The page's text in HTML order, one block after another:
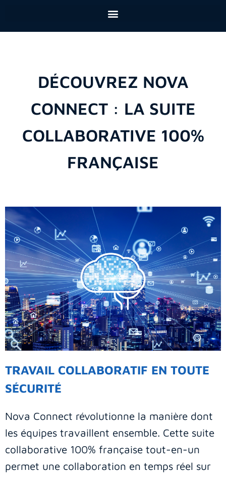
DÉCOUVREZ NOVA
CONNECT : LA SUITE
COLLABORATIVE 100%
FRANÇAISE
TRAVAIL COLLABORATIF EN TOUTE
SÉCURITÉ
Nova Connect révolutionne la manière dont
les équipes travaillent ensemble. Cette suite
collaborative 100% française tout-en-un
permet une collaboration en temps réel sur